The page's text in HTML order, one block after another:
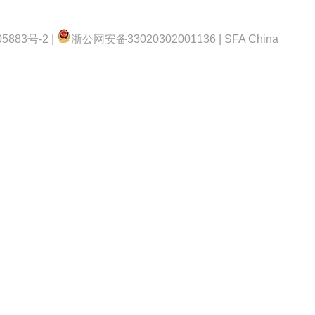
号-2 | 浙公网安备33020302001136 | SFA China